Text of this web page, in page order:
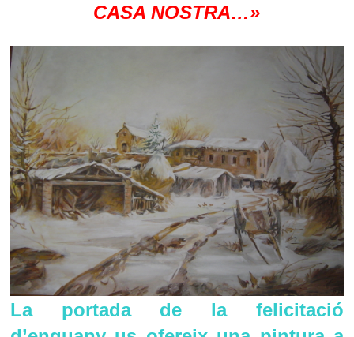
CASA NOSTRA…»
La portada de la felicitació